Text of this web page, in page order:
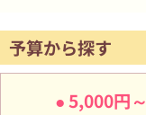
予算から探す
5,000円～